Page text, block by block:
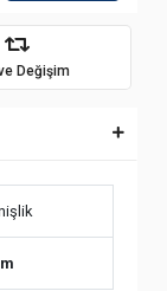
Değişim